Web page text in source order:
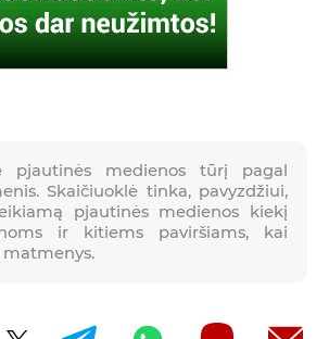
pjautinės medienos tūrį pagal
Skaičiuoklė tinka, pavyzdžiui,
pjautinės medienos kiekį
ir kitiems paviršiams, kai